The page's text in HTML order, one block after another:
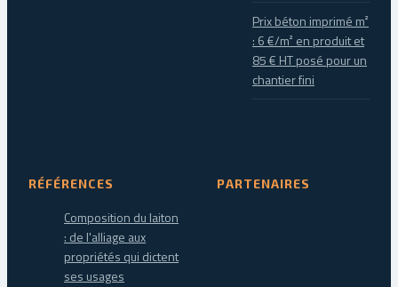
Prix béton imprimé m²
: 6 €/m² en produit et
85 € HT posé pour un
chantier fini
RÉFÉRENCES
Composition du laiton
: de l'alliage aux
propriétés qui dictent
ses usages
PARTENAIRES